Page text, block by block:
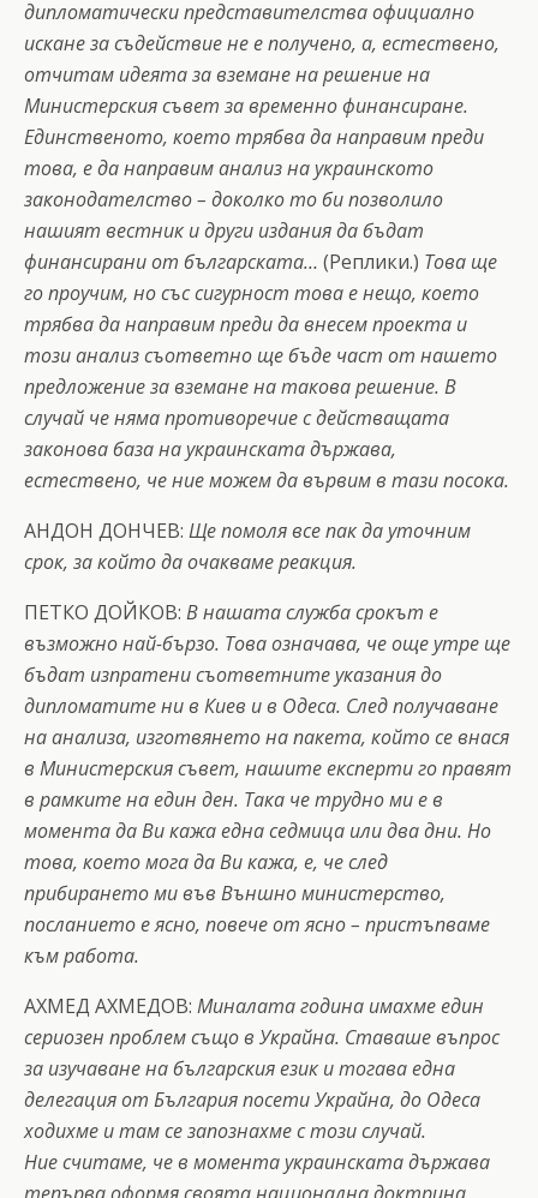
дипломатически представителства официално
искане за съдействие не е получено, а, естествено,
отчитам идеята за вземане на решение на
Министерския съвет за временно финансиране.
Единственото, което трябва да направим преди
това, е да направим анализ на украинското
законодателство – доколко то би позволило
нашият вестник и други издания да бъдат
финансирани от българската… (Реплики.) Това ще
го проучим, но със сигурност това е нещо, което
трябва да направим преди да внесем проекта и
този анализ съответно ще бъде част от нашето
предложение за вземане на такова решение. В
случай че няма противоречие с действащата
законова база на украинската държава,
естествено, че ние можем да вървим в тази посока.
АНДОН ДОНЧЕВ: Ще помоля все пак да уточним
срок, за който да очакваме реакция.
ПЕТКО ДОЙКОВ: В нашата служба срокът е
възможно най-бързо. Това означава, че още утре ще
бъдат изпратени съответните указания до
дипломатите ни в Киев и в Одеса. След получаване
на анализа, изготвянето на пакета, който се внася
в Министерския съвет, нашите експерти го правят
в рамките на един ден. Така че трудно ми е в
момента да Ви кажа една седмица или два дни. Но
това, което мога да Ви кажа, е, че след
прибирането ми във Външно министерство,
посланието е ясно, повече от ясно – пристъпваме
към работа.
АХМЕД АХМЕДОВ: Миналата година имахме един
сериозен проблем също в Украйна. Ставаше въпрос
за изучаване на българския език и тогава една
делегация от България посети Украйна, до Одеса
ходихме и там се запознахме с този случай.
Ние считаме, че в момента украинската държава